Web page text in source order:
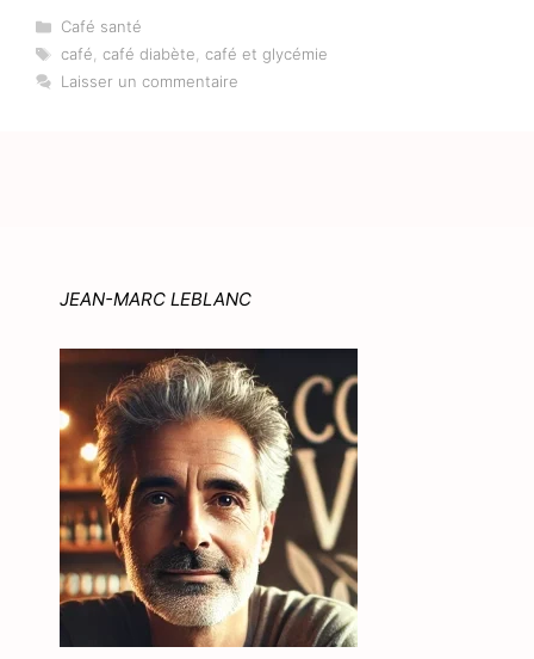
Catégories
Café santé
Étiquettes
café, café diabète, café et glycémie
Laisser un commentaire
JEAN-MARC LEBLANC